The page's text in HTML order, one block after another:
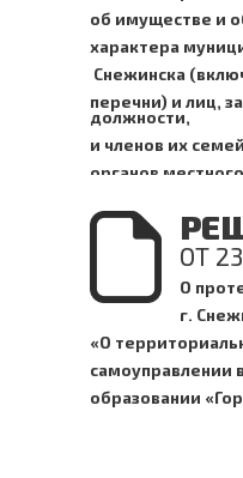
об имуществе и
характера
Снежинска
перечни) и лиц,
должности,
и членов их
органов
официальным
города
ОТ
О
г.
«О
самоуправлении
образовании